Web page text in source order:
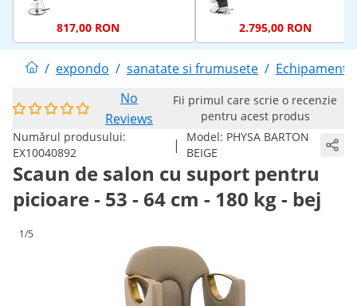
817,00 RON 2.795,00 RON
/ expondo / sanatate si frumusete / Echipament
No
Reviews
Fii primul care scrie o recenzie
pentru acest produs
Numărul produsului:
EX10040892
| Model: PHYSA BARTON
BEIGE
Scaun de salon cu suport pentru
picioare - 53 - 64 cm - 180 kg - bej
1/5